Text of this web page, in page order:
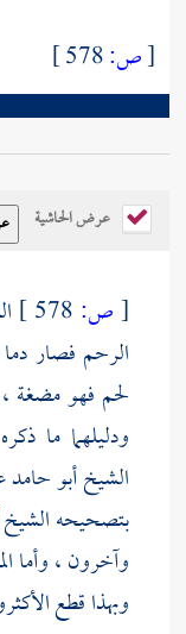
[ص:
عرض الحاشية
[ص:
الرحم فصار
لحم فهو مضغة
ودليلهما ما ذكره
الشيخأبو حامد
بتصحيحه
وآخرون ، وأما
وبهذا قطع